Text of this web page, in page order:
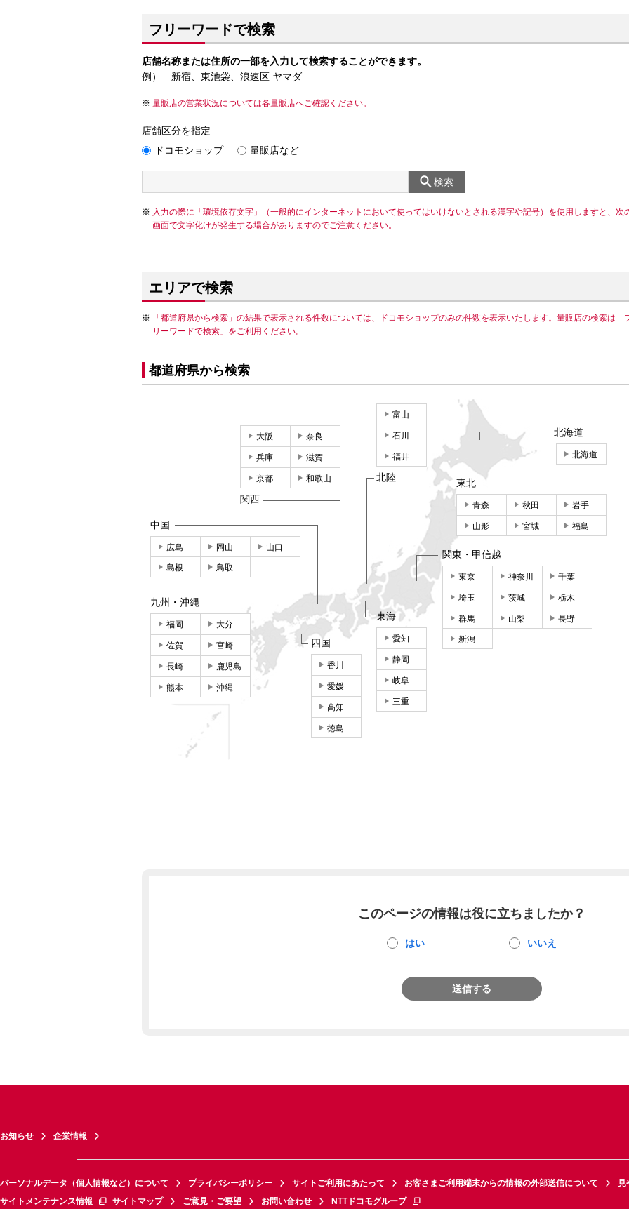
フリーワードで検索
店舗名称または住所の一部を入力して検索することができます。
例） 新宿、東池袋、浪速区 ヤマダ
量販店の営業状況については各量販店へご確認ください。
店舗区分を指定
ドコモショップ
量販店など
検索
入力の際に「環境依存文字」（一般的にインターネットにおいて使ってはいけないとされる漢字や記号）を使用しますと、次
画面で文字化けが発生する場合がありますのでご注意ください。
エリアで検索
「都道府県から検索」の結果で表示される件数については、ドコモショップのみの件数を表示いたします。量販店の検索は「
リーワードで検索」をご利用ください。
都道府県から検索
北海道
北海道
東北
青森 秋田 岩手
山形 宮城 福島
関東・甲信越
東京 神奈川 千葉
埼玉 茨城 栃木
群馬 山梨 長野
新潟
東海
愛知
静岡
岐阜
三重
富山
石川
福井
北陸
大阪 奈良
兵庫 滋賀
京都 和歌山
関西
中国
広島 岡山 山口
島根 鳥取
四国
香川
愛媛
高知
徳島
九州・沖縄
福岡 大分
佐賀 宮崎
長崎 鹿児島
熊本 沖縄
このページの情報は役に立ちましたか？
はい いいえ
送信する
お知らせ 企業情報
パーソナルデータ（個人情報など）について プライバシーポリシー サイトご利用にあたって お客さまご利用端末からの情報の外部送信について
見
サイトメンテナンス情報
サイトマップ ご意見・ご要望 お問い合わせ NTTドコモグループ